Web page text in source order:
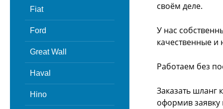
Fiat
Ford
Great Wall
Haval
Hino
своём деле.
У нас
качественные и
Работаем без
Заказать шланг
оформив заявку